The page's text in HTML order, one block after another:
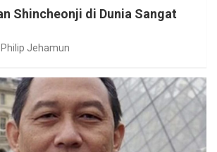
Shincheonji di Dunia Sangat
Philip Jehamun